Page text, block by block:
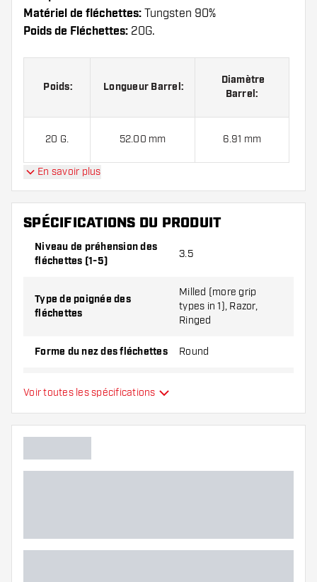
Matériel de fléchettes: Tungsten 90%
Poids de Fléchettes: 20G.
Poids: Longueur Barrel:
Diamètre
Barrel:
20 G. 52.00 mm 6.91 mm
Bull's Eagle 3 90% Soft Tip contient:3 fléchettes, 3
ailettes et 3 tiges.
En savoir plus
SPÉCIFICATIONS DU PRODUIT
Niveau de préhension des
fléchettes (1-5)
3.5
Type de poignée des
fléchettes
Milled (more grip
types in 1), Razor,
Ringed
Forme du nez des fléchettes Round
Matériel Fléchettes Tungsten 90%
Zone de grip des fléchettes
Voir toutes les spécifications